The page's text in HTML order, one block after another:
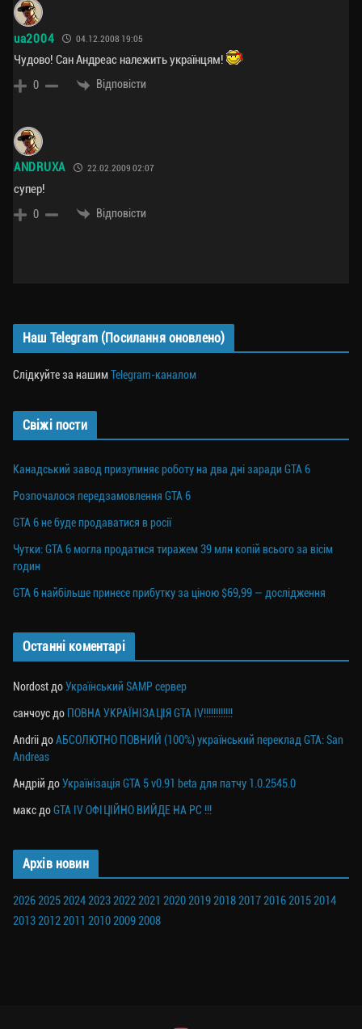
ua2004 04.12.2008 19:05
Чудово! Сан Андреас належить українцям!
0 Відповісти
ANDRUXA 22.02.2009 02:07
супер!
0 Відповісти
Наш Telegram (Посилання оновлено)
Слідкуйте за нашимTelegram-каналом
Свіжі пости
Канадський завод призупиняє роботу на два дні заради GTA 6
Розпочалося передзамовлення GTA 6
GTA 6 не буде продаватися в росії
Чутки: GTA 6 могла продатися тиражем 39 млн копій всього за вісім
годин
GTA 6 найбільше принесе прибутку за ціною $69,99 — дослідження
Останні коментарі
Nordost доУкраїнський SAMP сервер
санчоус до ПОВНА УКРАЇНІЗАЦІЯ GTA IV!!!!!!!!!!!!
Andrii доАБСОЛЮТНО ПОВНИЙ (100%) український переклад GTA: San
Andreas
Андрій доУкраїнізація GTA 5 v0.91 beta для патчу 1.0.2545.0
макс доGTA IV ОФІЦІЙНО ВИЙДЕ НА PC !!!
Архів новин
202620252024202320222021 2020201920182017201620152014
201320122011 201020092008